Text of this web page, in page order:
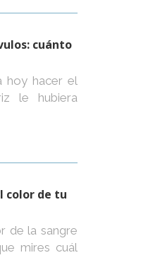
cuánto
hoy hacer el
le hubiera
color de tu
de la sangre
mires cuál